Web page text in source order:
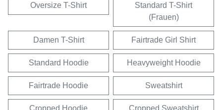
Oversize T-Shirt
Standard T-Shirt
(Frauen)
Damen T-Shirt Fairtrade Girl Shirt
Standard Hoodie Heavyweight Hoodie
Fairtrade Hoodie Sweatshirt
Cropped Hoodie Cropped Sweatshirt